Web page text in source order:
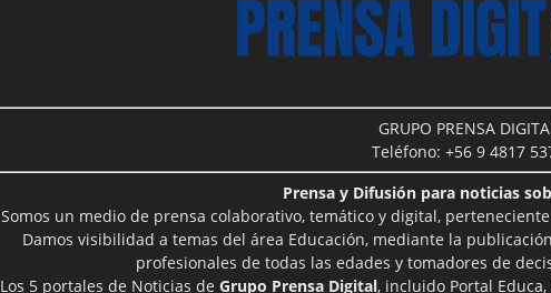
GRUPO PRENSA
Teléfono: +56 9 4817
Prensa y Difusión para noticias
Somos un medio de prensa colaborativo, temático y digital,
Damos visibilidad a temas del área Educación, mediante la
profesionales de todas las edades y tomadores de
Los 5 portales de Noticias de Grupo Prensa Digital, incluido Portal